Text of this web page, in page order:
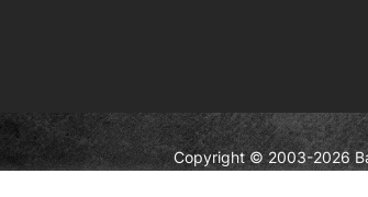
Copyright © 2003-2026